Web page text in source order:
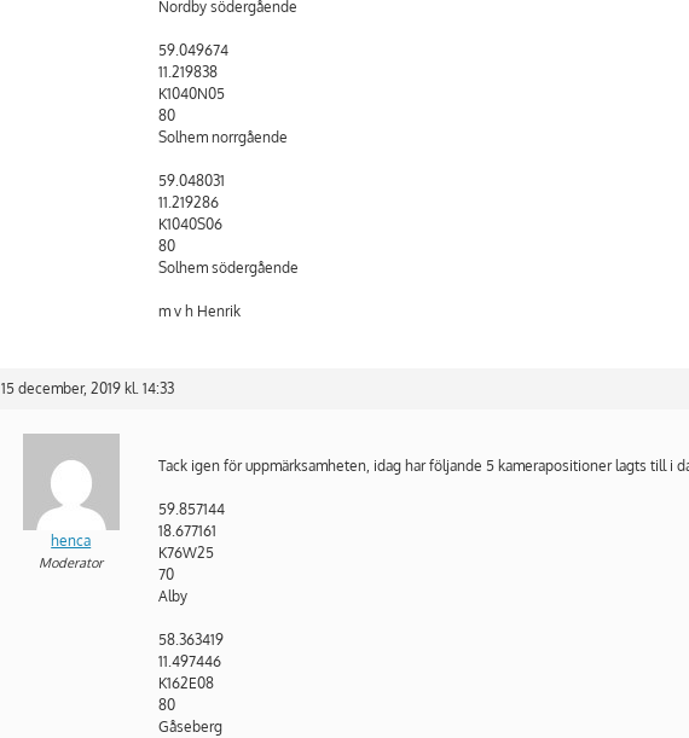
Nordby södergående
59.049674
11.219838
K1040N05
80
Solhem norrgående
59.048031
11.219286
K1040S06
80
Solhem södergående
m v h Henrik
15 december, 2019 kl. 14:33
henca
Moderator
Tack igen för uppmärksamheten, idag har följande 5 kamerapositioner lagts till i
59.857144
18.677161
K76W25
70
Alby
58.363419
11.497446
K162E08
80
Gåseberg